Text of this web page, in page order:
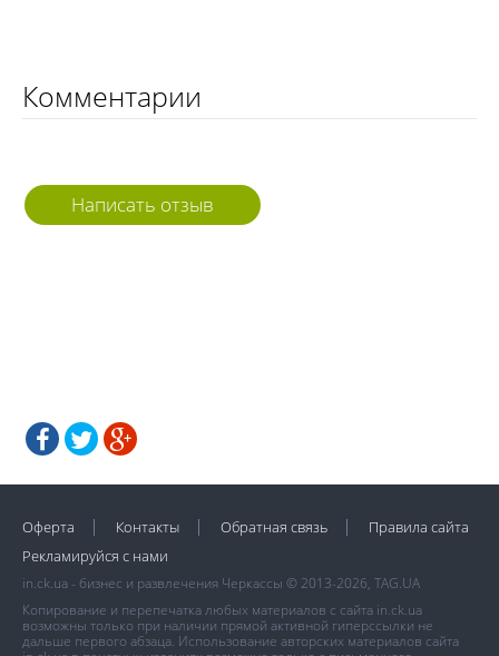
Комментарии
Написать отзыв
Оферта Контакты Обратная связь
Правила сайта
Рекламируйся с нами
in.ck.ua - бизнес и развлечения Черкассы © 2013-2026, TAG.UA
Копирование и перепечатка любых материалов с сайта in.ck.ua
возможны только при наличии прямой активной гиперссылки не
дальше первого абзаца. Использование авторских материалов сайта